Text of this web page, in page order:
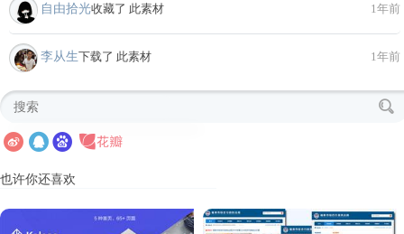
自由拾光收藏了 此素材 1年前
李从生下载了 此素材 1年前
也许你还喜欢